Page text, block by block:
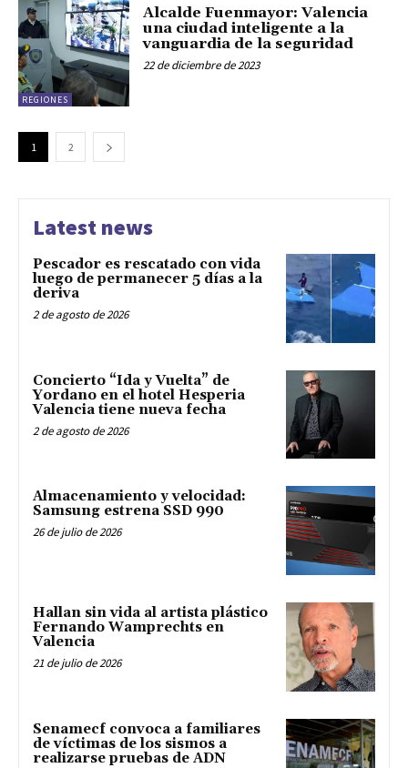
REGIONES
Alcalde Fuenmayor: Valencia
una ciudad inteligente a la
vanguardia de la seguridad
22 de diciembre de 2023
1 2
Latest news
Pescador es rescatado con vida
luego de permanecer 5 días a la
deriva
2 de agosto de 2026
Concierto “Ida y Vuelta” de
Yordano en el hotel Hesperia
Valencia tiene nueva fecha
2 de agosto de 2026
Almacenamiento y velocidad:
Samsung estrena SSD 990
26 de julio de 2026
Hallan sin vida al artista plástico
Fernando Wamprechts en
Valencia
21 de julio de 2026
Senamecf convoca a familiares
de víctimas de los sismos a
realizarse pruebas de ADN